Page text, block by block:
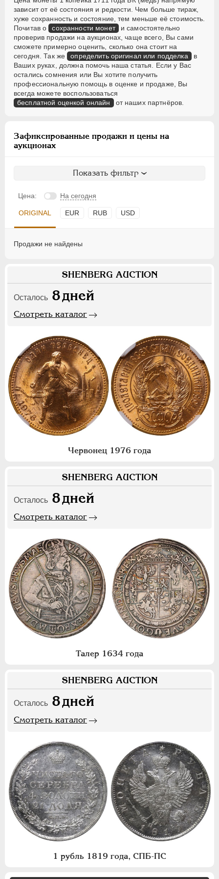
зависит от её состояния и редкости. Чем больше тираж,
хуже сохранность и состояние, тем меньше её стоимость.
Почитав о сохранности монет и самостоятельно
проверив продажи на аукционах, чаще всего, Вы сами
сможете примерно оценить, сколько она стоит на
сегодня. Так же определить оригинал или подделка в
Ваших руках, должна помочь наша статья. Если у Вас
остались сомнения или Вы хотите получить
профессиональную помощь в оценке и продаже, Вы
всегда можете воспользоваться
бесплатной оценкой онлайн от наших партнёров.
Зафиксированные продажи и цены на
аукционах
Показать фильтр
Цена: На сегодня
ORIGINAL EUR RUB USD
Продажи не найдены
SHENBERG AUCTION
Осталось 8дней
Смотреть каталог
Червонец 1976 года
SHENBERG AUCTION
Осталось 8дней
Смотреть каталог
Талер 1634 года
SHENBERG AUCTION
Осталось 8дней
Смотреть каталог
1 рубль 1819 года, СПБ-ПС